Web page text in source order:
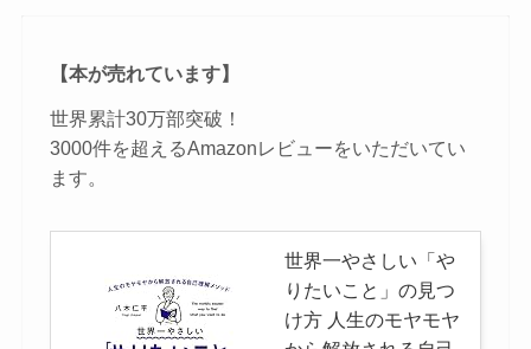
【本が売れています】
世界累計30万部突破！
3000件を超えるAmazonレビューをいただいてい
ます。
世界一やさしい「や
りたいこと」の見つ
け方 人生のモヤモヤ